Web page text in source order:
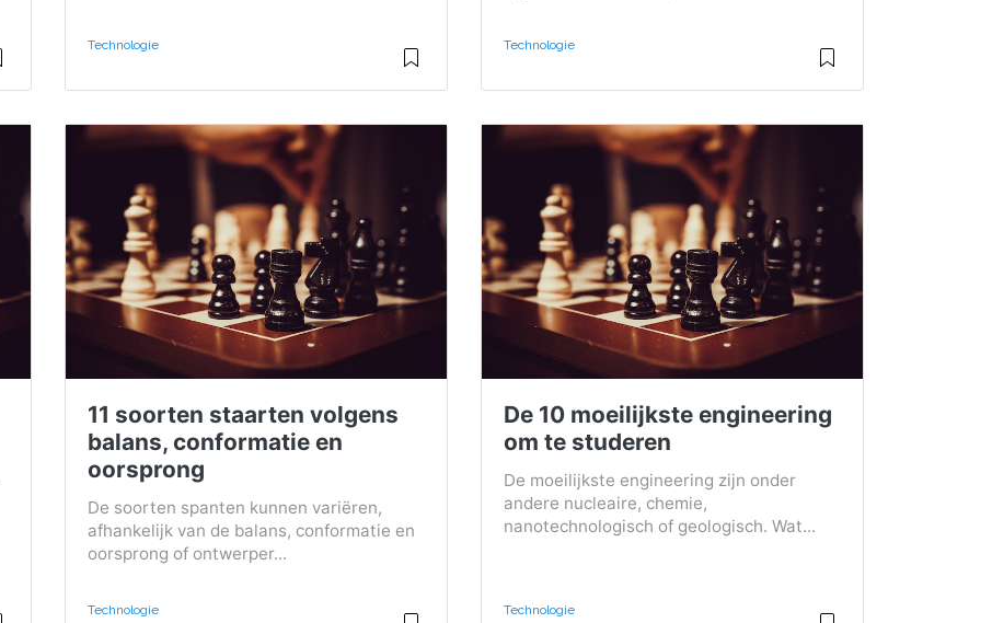
Technologie Technologie
11 soorten staarten volgens
balans, conformatie en
oorsprong
De soorten spanten kunnen variëren,
afhankelijk van de balans, conformatie en
oorsprong of ontwerper...
Technologie
De 10 moeilijkste engineering
om te studeren
De moeilijkste engineering zijn onder
andere nucleaire, chemie,
nanotechnologisch of geologisch. Wat...
Technologie